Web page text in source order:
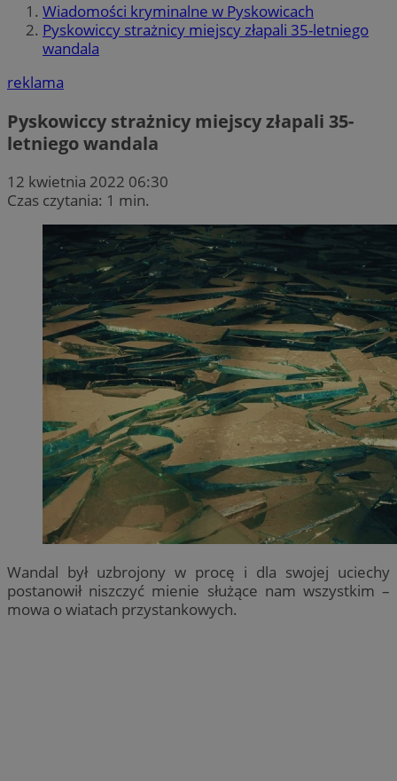
Wiadomości kryminalne w Pyskowicach
Pyskowiccy strażnicy miejscy złapali 35-letniego
wandala
reklama
Pyskowiccy strażnicy miejscy złapali 35-
letniego wandala
12 kwietnia 2022 06:30
Czas czytania: 1 min.
Wandal był uzbrojony w procę i dla swojej uciechy
postanowił niszczyć mienie służące nam wszystkim –
mowa o wiatach przystankowych.